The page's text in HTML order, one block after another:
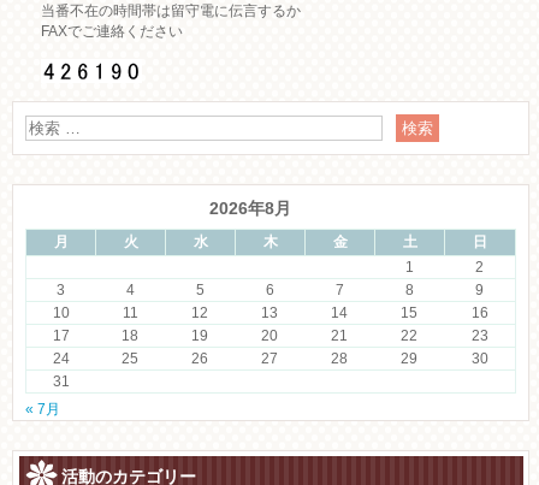
当番不在の時間帯は留守電に伝言するか
FAXでご連絡ください
2026年8月
月 火 水 木 金 土
日
1
2
3
4 5 6 7 8
9
10
11 12 13 14 15
16
17
18 19 20 21 22
23
24
25 26 27 28 29
30
31
« 7月
活動のカテゴリー